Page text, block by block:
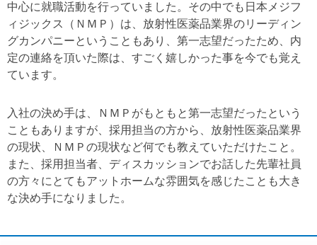
中心に就職活動を行っていました。その中でも日本メジフ
ィジックス（ＮＭＰ）は、放射性医薬品業界のリーディン
グカンパニーということもあり、第一志望だったため、内
定の連絡を頂いた際は、すごく嬉しかった事を今でも覚え
ています。
入社の決め手は、ＮＭＰがもともと第一志望だったという
こともありますが、採用担当の方から、放射性医薬品業界
の現状、ＮＭＰの現状など何でも教えていただけたこと。
また、採用担当者、ディスカッションでお話した先輩社員
の方々にとてもアットホームな雰囲気を感じたことも大き
な決め手になりました。